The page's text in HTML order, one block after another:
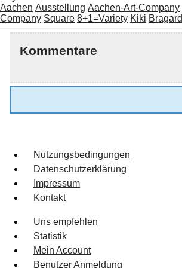
Aachen Ausstellung Aachen-Art-Company
Company Square 8+1=Variety Kiki Bragard
Kommentare
Nutzungsbedingungen
Datenschutzerklärung
Impressum
Kontakt
Uns empfehlen
Statistik
Mein Account
Benutzer Anmeldung